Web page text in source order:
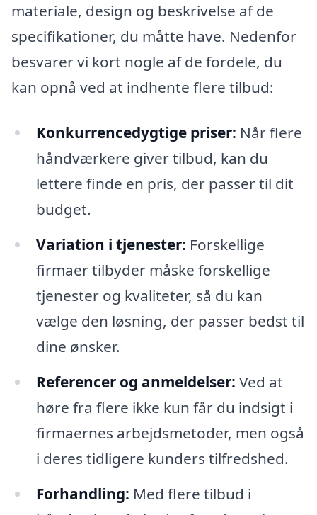
materiale, design og beskrivelse af de
specifikationer, du måtte have. Nedenfor
besvarer vi kort nogle af de fordele, du
kan opnå ved at indhente flere tilbud:
Konkurrencedygtige priser: Når flere
håndværkere giver tilbud, kan du
lettere finde en pris, der passer til dit
budget.
Variation i tjenester: Forskellige
firmaer tilbyder måske forskellige
tjenester og kvaliteter, så du kan
vælge den løsning, der passer bedst til
dine ønsker.
Referencer og anmeldelser: Ved at
høre fra flere ikke kun får du indsigt i
firmaernes arbejdsmetoder, men også
i deres tidligere kunders tilfredshed.
Forhandling: Med flere tilbud i